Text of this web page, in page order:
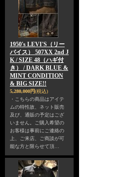
1950's LEVI'S（リー
バイス） 507XX 2nd J
K / SIZE 48（ハギ付
き） / DARK BLUE &
MINT CONDITION
& BIG SIZE!!
5,280,000円(税込)
・こちらの商品はアイテ
ムの特性故、ネット販売
及び、通販の予定はござ
いません。ご購入希望の
お客様は事前にご連絡の
上、ご来店、ご商談が可
能な方と限らせて頂…